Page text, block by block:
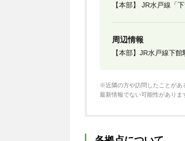
【本部】 JR水戸線「
周辺情報
【本部】JR水戸線下
※近隣の方や訪問したことがあ
最新情報でない可能性がありま